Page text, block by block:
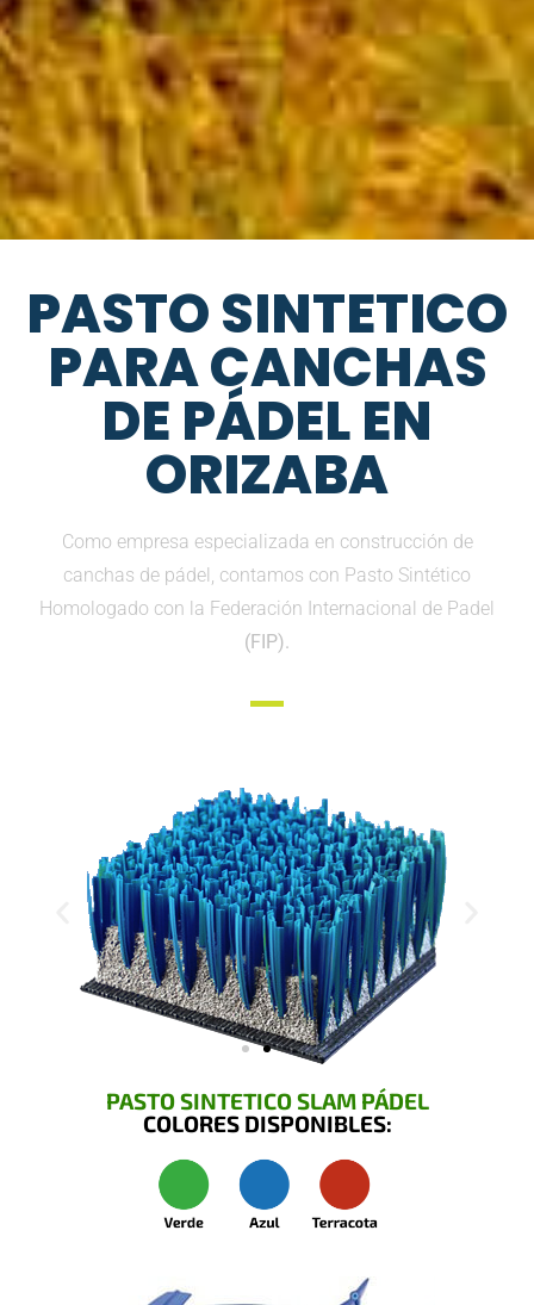
PASTO SINTETICO
PARA CANCHAS
DE PÁDEL EN
ORIZABA
Como empresa especializada en construcción de
canchas de pádel, contamos con Pasto Sintético
Homologado con la Federación Internacional de Padel
(FIP).
PASTO SINTETICO SLAM PÁDEL
COLORES DISPONIBLES: